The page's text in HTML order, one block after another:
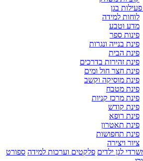
בגן
לוחות למידה
מדע וטבע
פינות ספר
פינת בנייה ונגרות
פינת הבית
פינת זהירות בדרכים
פינת חצר חול ומים
פינת מוסיקה וקשב
פינת מטבח
פינת מרכז קניות
פינת קודש
פינת רופא
פינת תאטרון
פינת תחפושות
ציור ויצירה
לגן ילדים פלקטים וערכות למידה ספורט